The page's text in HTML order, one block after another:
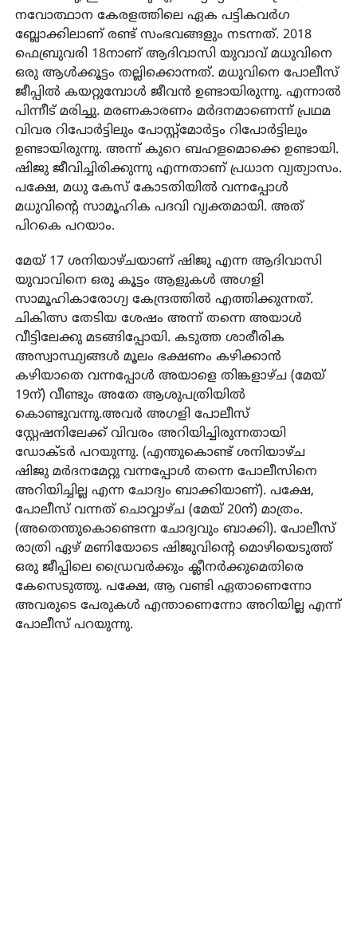
നവോത്ഥാന കേരളത്തിലെ ഏക പട്ടികവര്‍ഗ
ബ്ലോക്കിലാണ് രണ്ട് സംഭവങ്ങളും നടന്നത്. 2018
ഫെബ്രുവരി 18നാണ് ആദിവാസി യുവാവ് മധുവിനെ
ഒരു ആള്‍ക്കൂട്ടം തല്ലിക്കൊന്നത്. മധുവിനെ പോലീസ്
ജീപ്പില്‍ കയറ്റുമ്പോള്‍ ജീവന്‍ ഉണ്ടായിരുന്നു. എന്നാല്‍
പിന്നീട് മരിച്ചു. മരണകാരണം മര്‍ദനമാണെന്ന് പ്രഥമ
വിവര റിപോര്‍ട്ടിലും പോസ്റ്റ്മോര്‍ട്ടം റിപോര്‍ട്ടിലും
ഉണ്ടായിരുന്നു. അന്ന് കുറെ ബഹളമൊക്കെ ഉണ്ടായി.
ഷിജു ജീവിച്ചിരിക്കുന്നു എന്നതാണ് പ്രധാന വ്യത്യാസം.
പക്ഷേ, മധു കേസ് കോടതിയില്‍ വന്നപ്പോള്‍
മധുവിന്റെ സാമൂഹിക പദവി വ്യക്തമായി. അത്
പിറകെ പറയാം.
മേയ് 17 ശനിയാഴ്ചയാണ് ഷിജു എന്ന ആദിവാസി
യുവാവിനെ ഒരു കൂട്ടം ആളുകള്‍ അഗളി
സാമൂഹികാരോഗ്യ കേന്ദ്രത്തില്‍ എത്തിക്കുന്നത്.
ചികിത്സ തേടിയ ശേഷം അന്ന് തന്നെ അയാള്‍
വീട്ടിലേക്കു മടങ്ങിപ്പോയി. കടുത്ത ശാരീരിക
അസ്വാസ്ഥ്യങ്ങള്‍ മൂലം ഭക്ഷണം കഴിക്കാന്‍
കഴിയാതെ വന്നപ്പോള്‍ അയാളെ തിങ്കളാഴ്ച (മേയ്
19ന്) വീണ്ടും അതേ ആശുപത്രിയില്‍
കൊണ്ടുവന്നു.അവര്‍ അഗളി പോലീസ്
സ്റ്റേഷനിലേക്ക് വിവരം അറിയിച്ചിരുന്നതായി
ഡോക്ടര്‍ പറയുന്നു. (എന്തുകൊണ്ട് ശനിയാഴ്ച
ഷിജു മര്‍ദനമേറ്റു വന്നപ്പോള്‍ തന്നെ പോലീസിനെ
അറിയിച്ചില്ല എന്ന ചോദ്യം ബാക്കിയാണ്). പക്ഷേ,
പോലീസ് വന്നത് ചൊവ്വാഴ്ച (മേയ് 20ന്) മാത്രം.
(അതെന്തുകൊണ്ടെന്ന ചോദ്യവും ബാക്കി). പോലീസ്
രാത്രി ഏഴ് മണിയോടെ ഷിജുവിന്റെ മൊഴിയെടുത്ത്
ഒരു ജീപ്പിലെ ഡ്രൈവര്‍ക്കും ക്ലീനര്‍ക്കുമെതിരെ
കേസെടുത്തു. പക്ഷേ, ആ വണ്ടി ഏതാണെന്നോ
അവരുടെ പേരുകള്‍ എന്താണെന്നോ അറിയില്ല എന്ന്
പോലീസ് പറയുന്നു.